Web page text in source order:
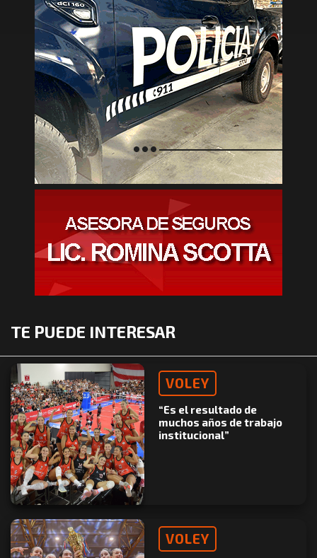
TE PUEDE INTERESAR
VOLEY
“Es el resultado de
muchos años de trabajo
institucional”
VOLEY